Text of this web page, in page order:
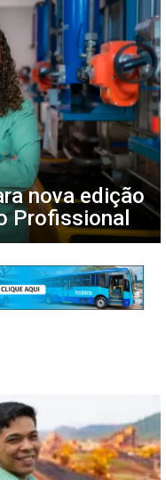
nova edição
Profissional